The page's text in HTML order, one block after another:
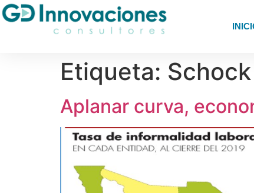
Etiqueta:
Aplanar curva,